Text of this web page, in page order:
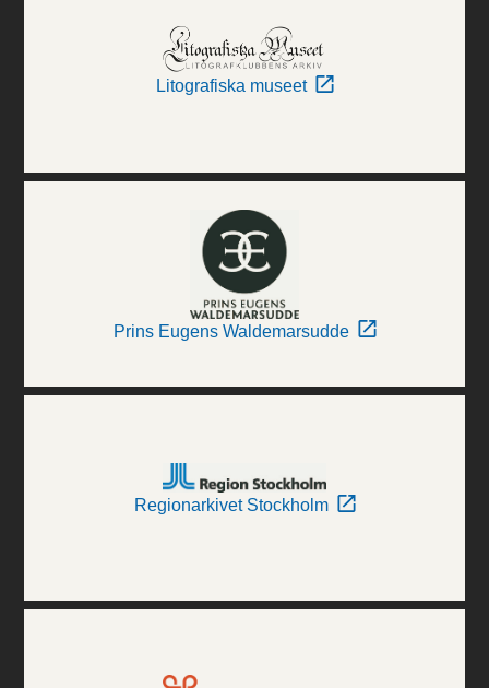
Litografiska museet
Prins Eugens Waldemarsudde
Regionarkivet Stockholm